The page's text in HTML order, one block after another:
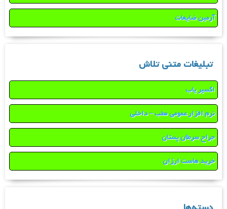
آرمین ضایعات
تبلیغات متنی تلاش
اکسیر یاب
نرم افزار عمومی مطب – داخلی
جراح سرطان پستان
خرید هاست ارزان